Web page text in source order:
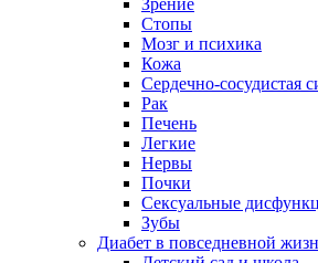
Стопы
Мозг и психика
Кожа
Сердечно-сосудистая
Рак
Печень
Легкие
Нервы
Почки
Сексуальные
Зубы
Диабет в повседневной